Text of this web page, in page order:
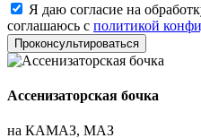
Я даю согласие на
соглашаюсь с политикой
Ассенизаторская бочка
на КАМАЗ, МАЗ